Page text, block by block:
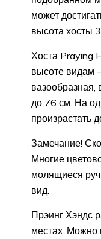
может
высота хосты
Хоста Praying
высоте видам
вазообразная,
до 76 см. На
произрастать
Замечание!
Многие
молящиеся
вид.
Прэинг Хэндс
местах. Можно